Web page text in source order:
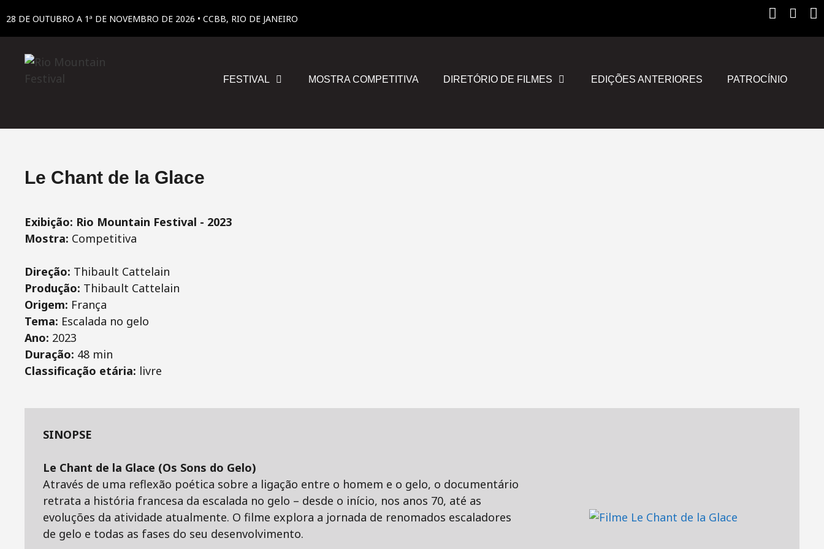
28 DE OUTUBRO A 1ª DE NOVEMBRO DE 2026 • CCBB, RIO DE JANEIRO
FESTIVAL MOSTRA COMPETITIVA DIRETÓRIO DE FILMES EDIÇÕES ANTERIORES PATROCÍNIO
Le Chant de la Glace
Exibição: Rio Mountain Festival - 2023
Mostra: Competitiva
Direção: Thibault Cattelain
Produção: Thibault Cattelain
Origem: França
Tema: Escalada no gelo
Ano: 2023
Duração: 48 min
Classificação etária: livre
SINOPSE
Le Chant de la Glace (Os Sons do Gelo)
Através de uma reflexão poética sobre a ligação entre o homem e o gelo, o documentário
retrata a história francesa da escalada no gelo – desde o início, nos anos 70, até as
evoluções da atividade atualmente. O filme explora a jornada de renomados escaladores
de gelo e todas as fases do seu desenvolvimento.